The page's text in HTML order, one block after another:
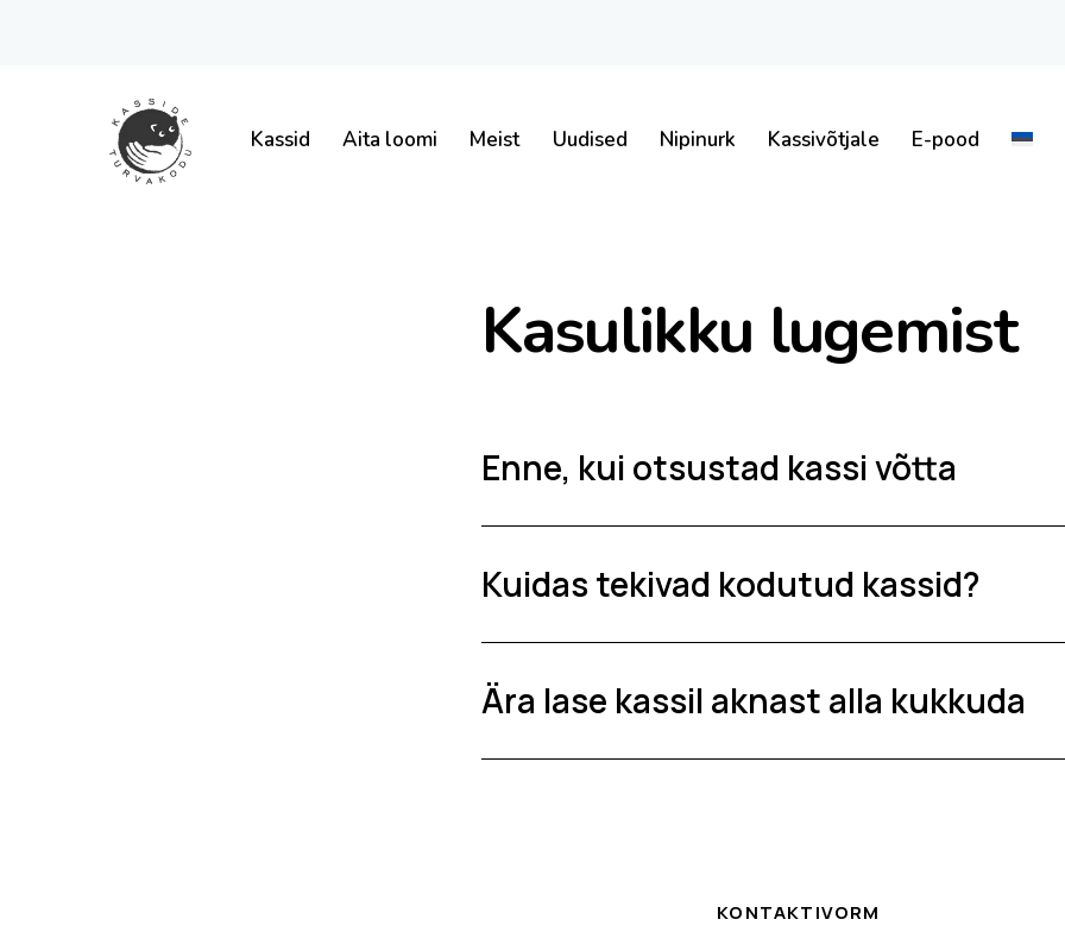
Kassid Aita loomi Meist Uudised Nipinurk Kassivõtjale E-pood
Kasulikku lugemist
Enne, kui otsustad kassi võtta
Kuidas tekivad kodutud kassid?
Ära lase kassil aknast alla kukkuda
KONTAKTIVORM